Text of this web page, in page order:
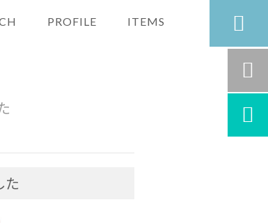
PROFILE ITEMS 
た

